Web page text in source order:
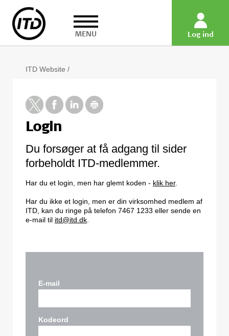
MENU Log ind
ITD Website /
Login
Du forsøger at få adgang til sider
forbeholdt ITD-medlemmer.
Har du et login, men har glemt koden - klik her.
Har du ikke et login, men er din virksomhed medlem af
ITD, kan du ringe på telefon 7467 1233 eller sende en
e-mail til itd@itd.dk
E-mail
Kodeord